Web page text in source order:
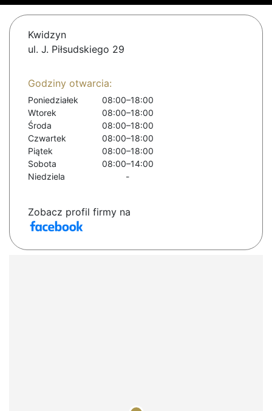
Kwidzyn
ul. J. Piłsudskiego 29
Godziny otwarcia:
Poniedziałek
08:00–18:00
Wtorek
08:00–18:00
Środa
08:00–18:00
Czwartek
08:00–18:00
Piątek
08:00–18:00
Sobota
08:00–14:00
Niedziela
-
Zobacz profil firmy na